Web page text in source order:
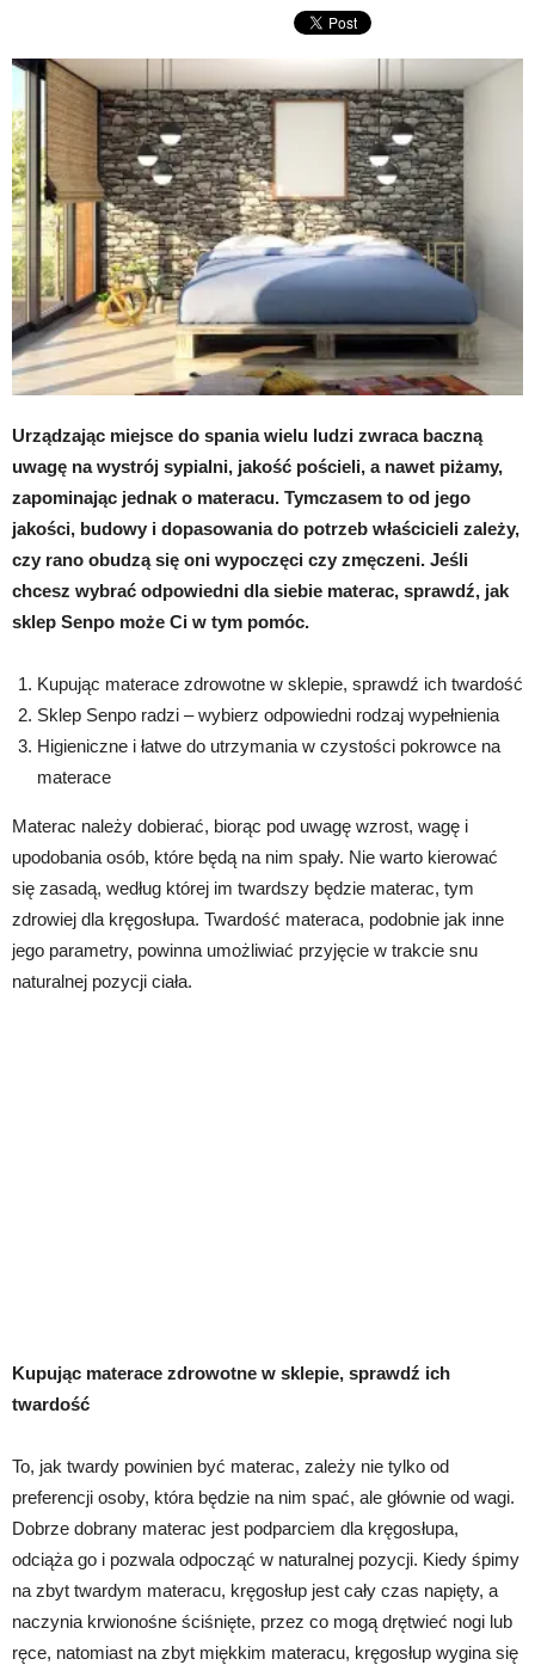
Urządzając miejsce do spania wielu ludzi zwraca baczną
uwagę na wystrój sypialni, jakość pościeli, a nawet piżamy,
zapominając jednak o materacu. Tymczasem to od jego
jakości, budowy i dopasowania do potrzeb właścicieli zależy,
czy rano obudzą się oni wypoczęci czy zmęczeni. Jeśli
chcesz wybrać odpowiedni dla siebie materac, sprawdź, jak
sklep Senpo może Ci w tym pomóc.
Kupując materace zdrowotne w sklepie, sprawdź ich twardość
Sklep Senpo radzi – wybierz odpowiedni rodzaj wypełnienia
Higieniczne i łatwe do utrzymania w czystości pokrowce na
materace
Materac należy dobierać, biorąc pod uwagę wzrost, wagę i
upodobania osób, które będą na nim spały. Nie warto kierować
się zasadą, według której im twardszy będzie materac, tym
zdrowiej dla kręgosłupa. Twardość materaca, podobnie jak inne
jego parametry, powinna umożliwiać przyjęcie w trakcie snu
naturalnej pozycji ciała.
Kupując materace zdrowotne w sklepie, sprawdź ich
twardość
To, jak twardy powinien być materac, zależy nie tylko od
preferencji osoby, która będzie na nim spać, ale głównie od wagi.
Dobrze dobrany materac jest podparciem dla kręgosłupa,
odciąża go i pozwala odpocząć w naturalnej pozycji. Kiedy śpimy
na zbyt twardym materacu, kręgosłup jest cały czas napięty, a
naczynia krwionośne ściśnięte, przez co mogą drętwieć nogi lub
ręce, natomiast na zbyt miękkim materacu, kręgosłup wygina się